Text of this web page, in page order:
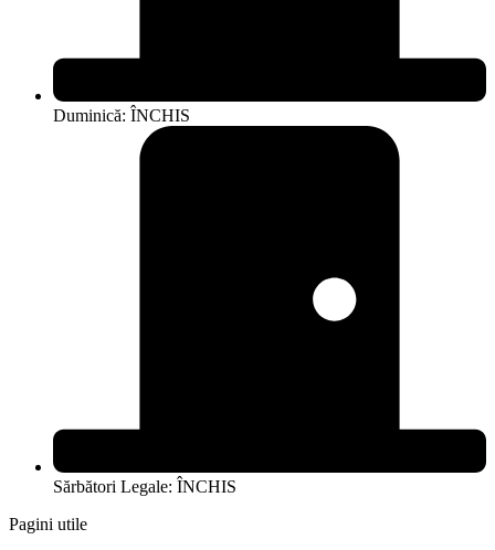
Duminică: ÎNCHIS
Sărbători Legale: ÎNCHIS
Pagini utile